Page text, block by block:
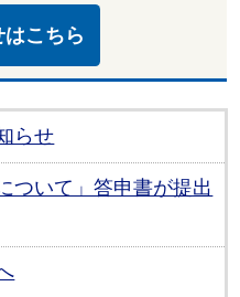
こちら
らせ
ついて」答申書が提出